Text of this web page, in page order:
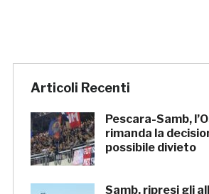
Articoli Recenti
Pescara-Samb,
rimanda la
possibile divieto
Samb, ripresi gli